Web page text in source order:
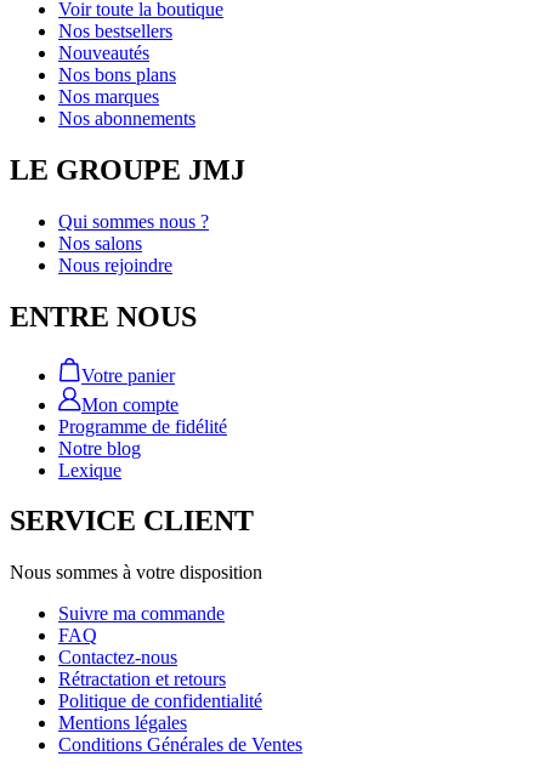
Voir toute la boutique
Nos bestsellers
Nouveautés
Nos bons plans
Nos marques
Nos abonnements
LE GROUPE JMJ
Qui sommes nous ?
Nos salons
Nous rejoindre
ENTRE NOUS
Votre panier
Mon compte
Programme de fidélité
Notre blog
Lexique
SERVICE CLIENT
Nous sommes à votre disposition
Suivre ma commande
FAQ
Contactez-nous
Rétractation et retours
Politique de confidentialité
Mentions légales
Conditions Générales de Ventes